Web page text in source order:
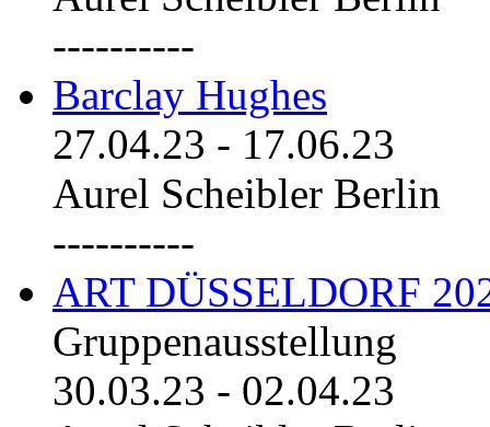
----------
Barclay Hughes
27.04.23 - 17.06.23
Aurel Scheibler Berlin
----------
ART DÜSSELDORF
Gruppenausstellung
30.03.23 - 02.04.23